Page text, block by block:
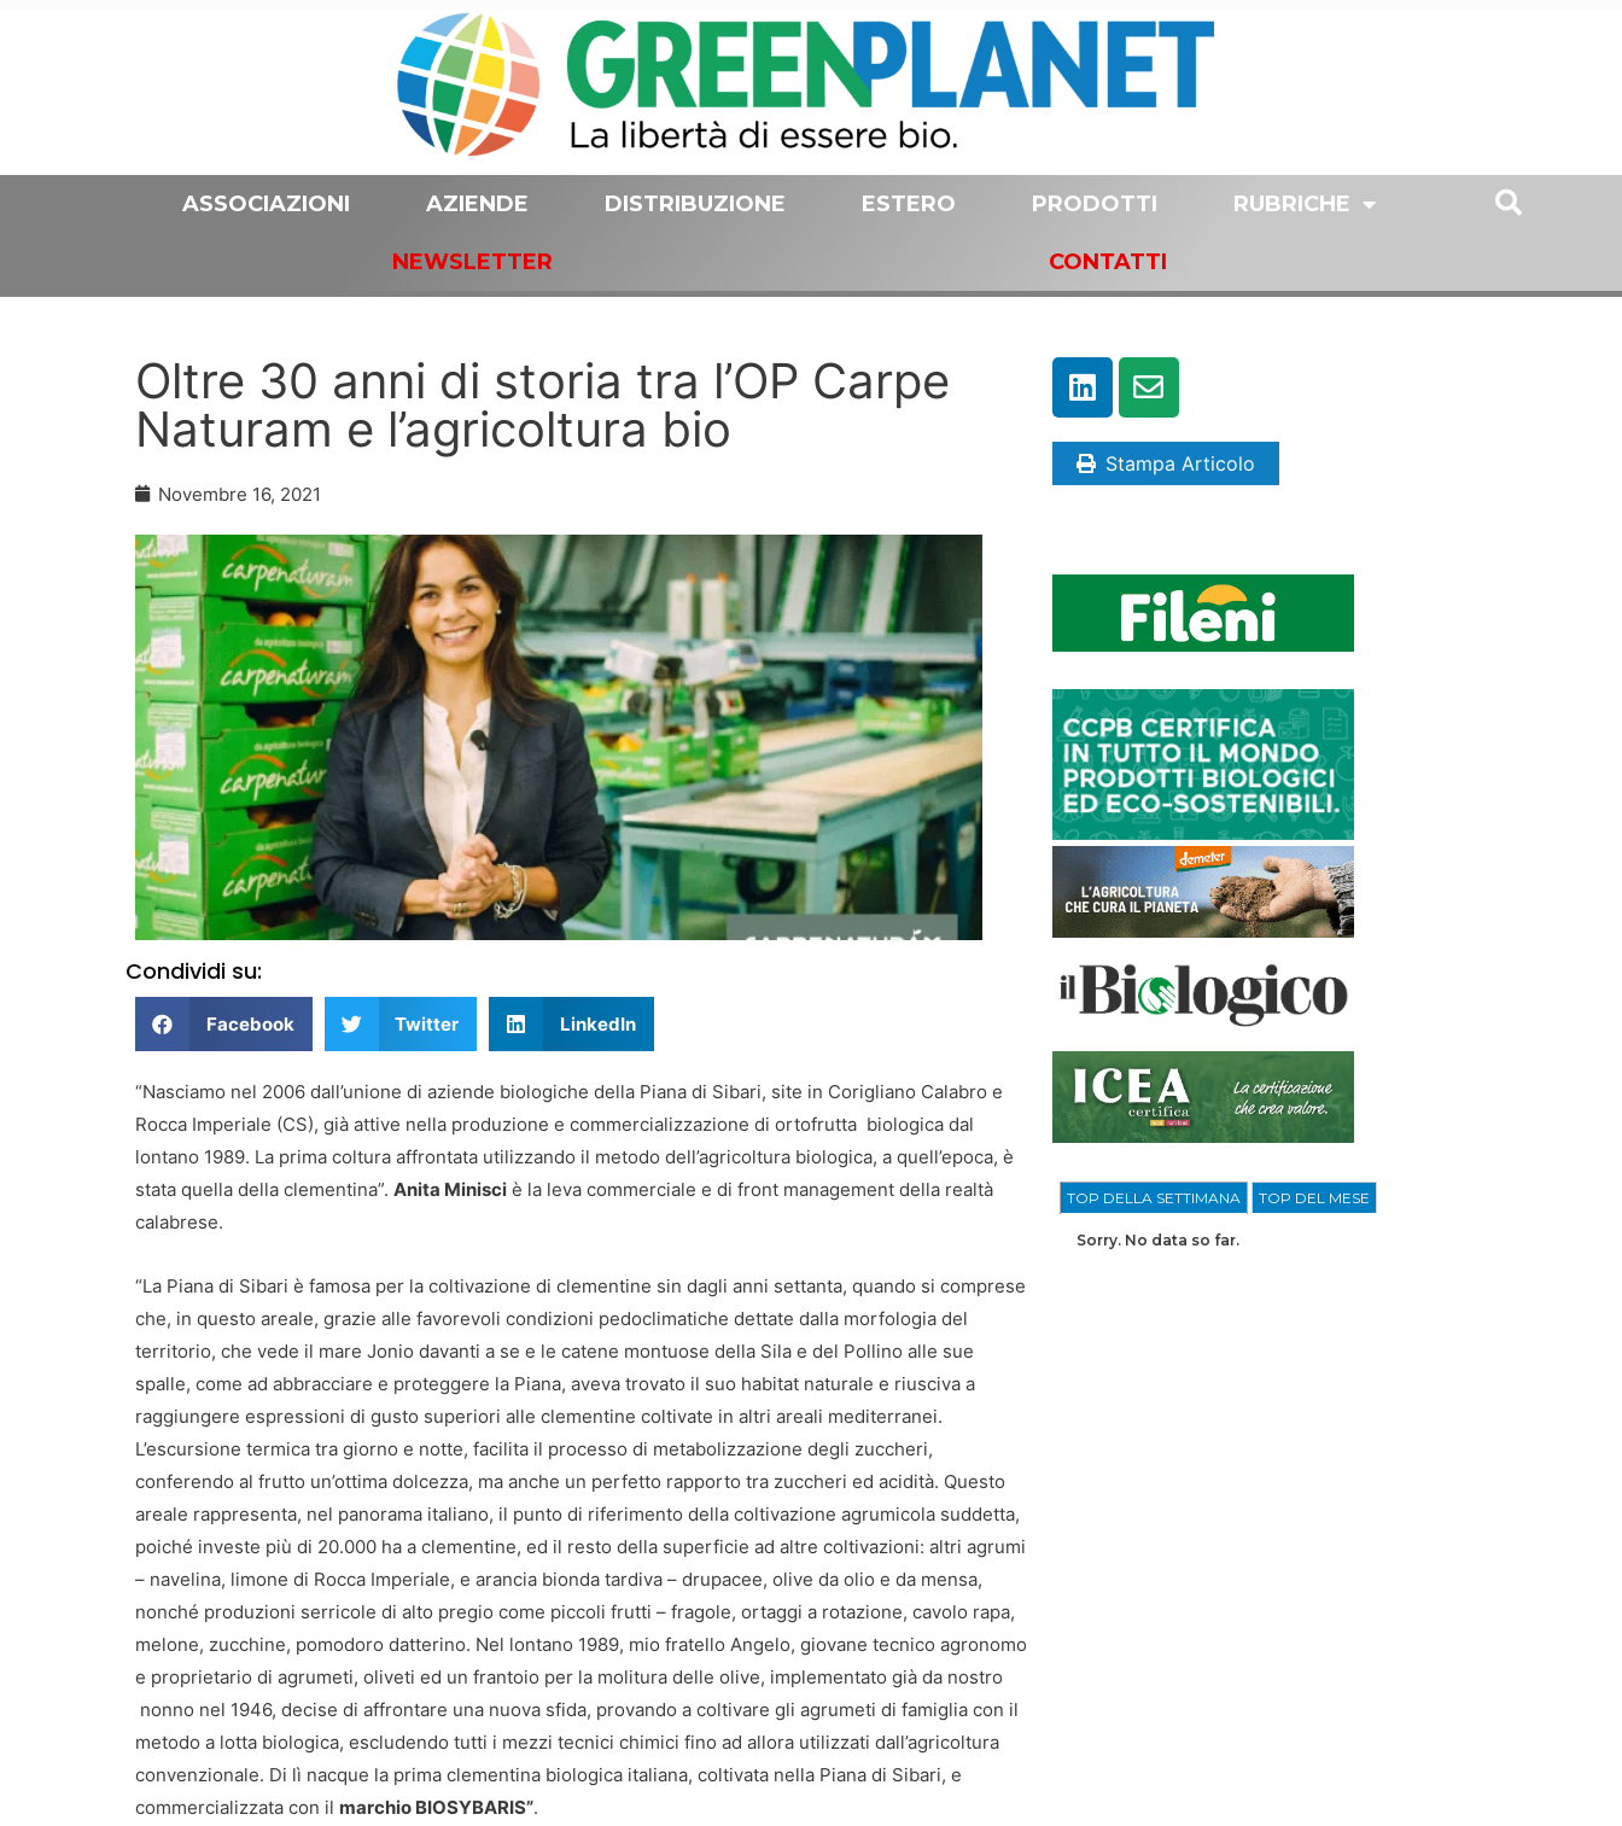
ASSOCIAZIONI AZIENDE DISTRIBUZIONE ESTERO PRODOTTI RUBRICHE
NEWSLETTER CONTATTI
Oltre 30 anni di storia tra l’OP Carpe
Naturam e l’agricoltura bio
Novembre 16, 2021
Condividi su:
Facebook Twitter LinkedIn
“Nasciamo nel 2006 dall’unione di aziende biologiche della Piana di Sibari, site in Corigliano Calabro e
Rocca Imperiale (CS), già attive nella produzione e commercializzazione di ortofrutta biologica dal
lontano 1989. La prima coltura affrontata utilizzando il metodo dell’agricoltura biologica, a quell’epoca, è
stata quella della clementina”. Anita Minisci è la leva commerciale e di front management della realtà
calabrese.
“La Piana di Sibari è famosa per la coltivazione di clementine sin dagli anni settanta, quando si comprese
che, in questo areale, grazie alle favorevoli condizioni pedoclimatiche dettate dalla morfologia del
territorio, che vede il mare Jonio davanti a se e le catene montuose della Sila e del Pollino alle sue
spalle, come ad abbracciare e proteggere la Piana, aveva trovato il suo habitat naturale e riusciva a
raggiungere espressioni di gusto superiori alle clementine coltivate in altri areali mediterranei.
L’escursione termica tra giorno e notte, facilita il processo di metabolizzazione degli zuccheri,
conferendo al frutto un’ottima dolcezza, ma anche un perfetto rapporto tra zuccheri ed acidità. Questo
areale rappresenta, nel panorama italiano, il punto di riferimento della coltivazione agrumicola suddetta,
poiché investe più di 20.000 ha a clementine, ed il resto della superficie ad altre coltivazioni: altri agrumi
– navelina, limone di Rocca Imperiale, e arancia bionda tardiva – drupacee, olive da olio e da mensa,
nonché produzioni serricole di alto pregio come piccoli frutti – fragole, ortaggi a rotazione, cavolo rapa,
melone, zucchine, pomodoro datterino. Nel lontano 1989, mio fratello Angelo, giovane tecnico agronomo
e proprietario di agrumeti, oliveti ed un frantoio per la molitura delle olive, implementato già da nostro
nonno nel 1946, decise di affrontare una nuova sfida, provando a coltivare gli agrumeti di famiglia con il
metodo a lotta biologica, escludendo tutti i mezzi tecnici chimici fino ad allora utilizzati dall’agricoltura
convenzionale. Di lì nacque la prima clementina biologica italiana, coltivata nella Piana di Sibari, e
commercializzata con il marchio BIOSYBARIS”.
Stampa Articolo
TOP DELLA SETTIMANA TOP DEL MESE
Sorry. No data so far.